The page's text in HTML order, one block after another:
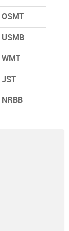
OSMT
USMB
WMT
JST
NRBB